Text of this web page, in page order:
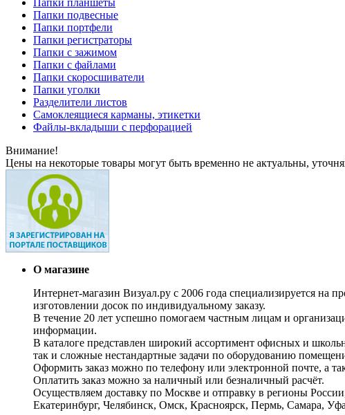
Папки подвесные
Папки портфели
Папки регистраторы
Папки с зажимом
Папки с файлами
Папки скоросшиватели
Папки уголки
Разделители листов
Самоклеящиеся карманы, этикетки
Файлы-вкладыши с перфорацией
Внимание!
Цены на некоторые товары могут быть временно не актуальны,
О магазине
Интернет-магазин Визуал.ру с 2006 года специализируется
изготовлении досок по индивидуальному заказу.
В течение 20 лет успешно помогаем частным лицам и
информации.
В каталоге представлен широкий ассортимент офисных и
так и сложные нестандартные задачи по оборудованию
Оформить заказ можно по телефону или электронной почте, а
Оплатить заказ можно за наличный или безналичный расчёт.
Осуществляем доставку по Москве и отправку в регионы
Екатеринбург, Челябинск, Омск, Красноярск, Пермь, Самара,